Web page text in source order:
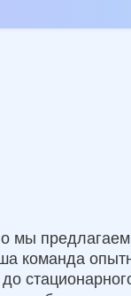
мы
команда
до